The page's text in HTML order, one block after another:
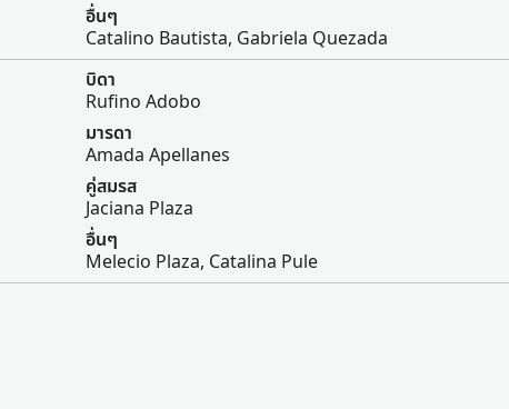
อื่นๆ
Catalino Bautista, Gabriela Quezada
บิดา
Rufino Adobo
มารดา
Amada Apellanes
คู่สมรส
Jaciana Plaza
อื่นๆ
Melecio Plaza, Catalina Pule